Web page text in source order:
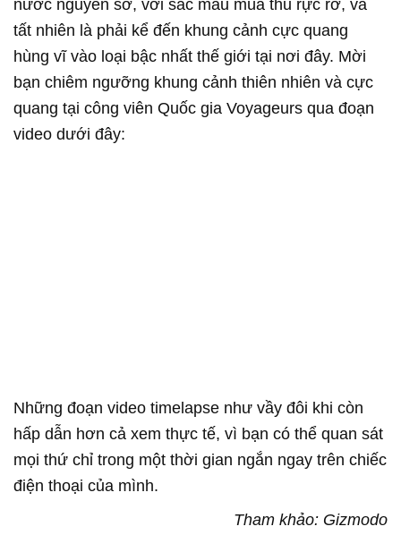
nước nguyên sơ, với sắc màu mùa thu rực rỡ, và
tất nhiên là phải kể đến khung cảnh cực quang
hùng vĩ vào loại bậc nhất thế giới tại nơi đây. Mời
bạn chiêm ngưỡng khung cảnh thiên nhiên và cực
quang tại công viên Quốc gia Voyageurs qua đoạn
video dưới đây:
Những đoạn video timelapse như vầy đôi khi còn
hấp dẫn hơn cả xem thực tế, vì bạn có thể quan sát
mọi thứ chỉ trong một thời gian ngắn ngay trên chiếc
điện thoại của mình.
Tham khảo: Gizmodo